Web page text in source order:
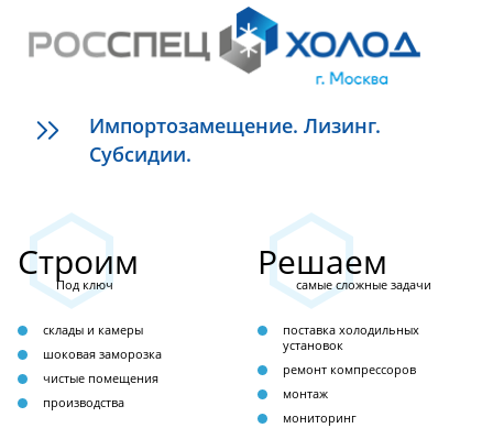
Импортозамещение. Лизинг.
Субсидии.
Строим
Под ключ
склады и камеры
шоковая заморозка
чистые помещения
производства
Решаем
самые сложные задачи
поставка холодильных
установок
ремонт компрессоров
монтаж
мониторинг